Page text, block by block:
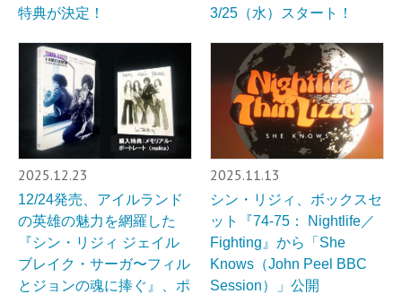
特典が決定！
3/25（水）スタート！
2025.12.23
12/24発売、アイルランド
の英雄の魅力を網羅した
『シン・リジィ ジェイル
ブレイク・サーガ〜フィル
とジョンの魂に捧ぐ』、ポ
2025.11.13
シン・リジィ、ボックスセ
ット『74-75： Nightlife／
Fighting』から「She
Knows（John Peel BBC
Session）」公開